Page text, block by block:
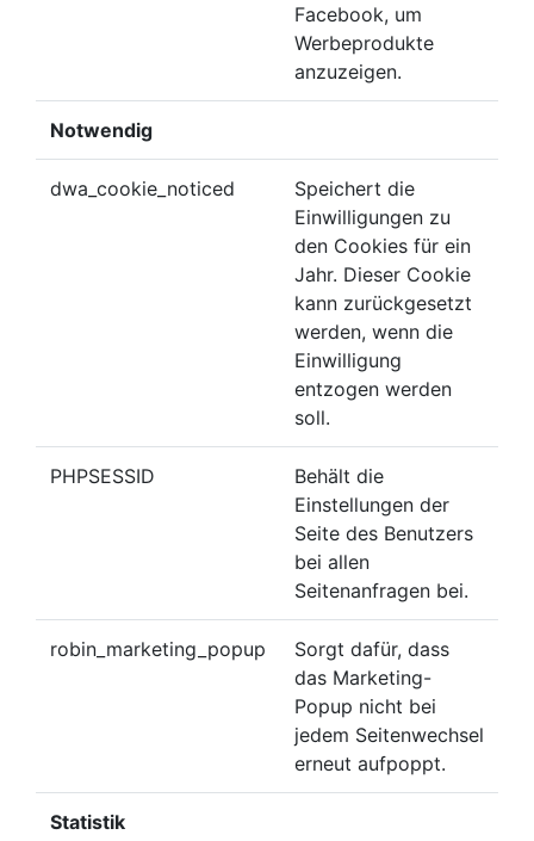
Facebook, um
Werbeprodukte
anzuzeigen.
Notwendig
dwa_cookie_noticed
Speichert die
Einwilligungen zu
den Cookies für ein
Jahr. Dieser Cookie
kann zurückgesetzt
werden, wenn die
Einwilligung
entzogen werden
soll.
PHPSESSID
Behält die
Einstellungen der
Seite des Benutzers
bei allen
Seitenanfragen bei.
robin_marketing_popup
Sorgt dafür, dass
das Marketing-
Popup nicht bei
jedem Seitenwechsel
erneut aufpoppt.
Statistik